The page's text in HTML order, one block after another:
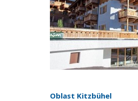
Oblast Kitzbühel